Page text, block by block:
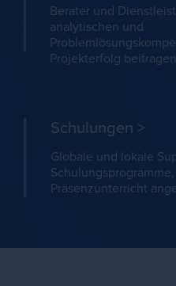
Berater und
analytischen und
Projekterfolg
Schulungen >
Globale und lokale
Präsenzunterricht